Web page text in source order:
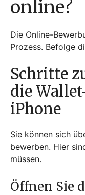
online?
Die Online-
Prozess. Befolge
Schritte
die
iPhone
Sie können sich
bewerben. Hier
müssen.
Öffnen Sie